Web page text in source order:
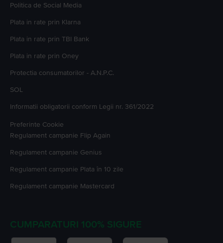
Politica de Social Media
Plata in rate prin Klarna
Plata in rate prin TBI Bank
Plata in rate prin Oney
Protectia consumatorilor - A.N.P.C.
SOL
Informatii obligatorii conform Legii nr. 361/2022
Preferinte Cookie
Regulament campanie Flip Again
Regulament campanie Genius
Regulament campanie Plata în 10 zile
Regulament campanie Mastercard
CUMPARATURI 100% SIGURE